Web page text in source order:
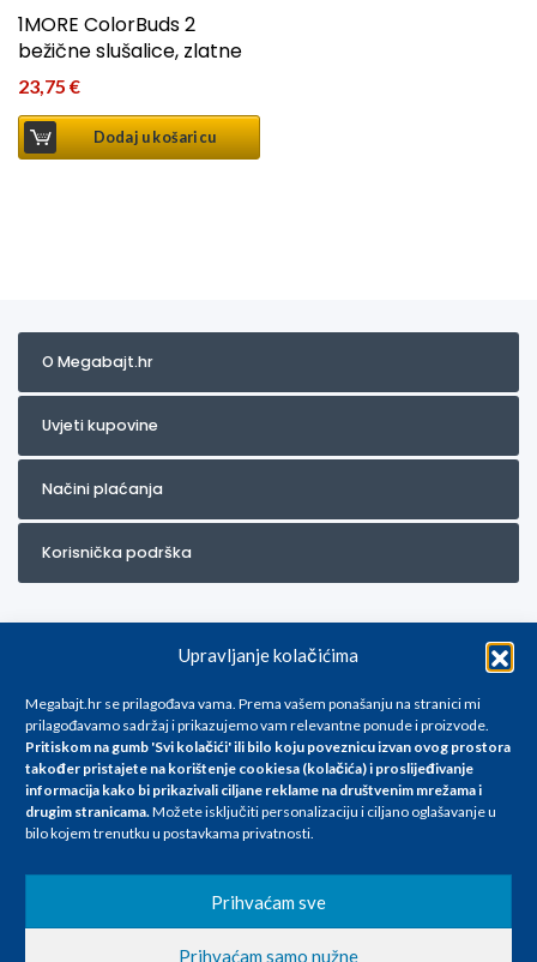
Upravljanje kolačićima
Megabajt.hr se prilagođava vama. Prema vašem ponašanju na stranici mi
prilagođavamo sadržaj i prikazujemo vam relevantne ponude i proizvode.
Pritiskom na gumb 'Svi kolačići' ili bilo koju poveznicu izvan ovog prostora
također pristajete na korištenje cookiesa (kolačića) i proslijeđivanje
informacija kako bi prikazivali ciljane reklame na društvenim mrežama i
drugim stranicama.Možete isključiti personalizaciju i ciljano oglašavanje u
bilo kojem trenutku u postavkama privatnosti.
Prihvaćam sve
Prihvaćam samo nužne
1MORE ColorBuds 2
bežične slušalice, zlatne
23,75 €
Dodaj u košaricu
O Megabajt.hr
Uvjeti kupovine
Načini plaćanja
Korisnička podrška
Za artikle kojih trenutno nema u ponudi obratite nam se na
info@megabajt.hr. Sve cijene su informativnog karaktera i podložne su
promjenama, a
iskazane su za avansno plaćanje(gotovina) u Eurima i uključuju PDV. Sve
se razlikovati od cijena u našim poslovnicama. Trudimo se dati što bolji
i točniji opis i sliku. Unatoč tome, ne možemo garantirati da su svi